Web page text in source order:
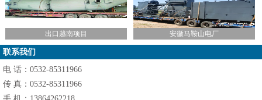
出口越南项目 安徽马鞍山电厂
联系我们
电 话：0532-85311966
传 真：0532-85311966